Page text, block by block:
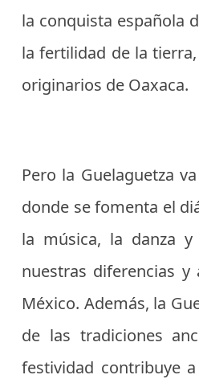
la conquista española
la fertilidad de la
originarios de Oaxaca.
Pero la Guelaguetza
donde se fomenta el
la música, la danza
nuestras diferencias
México. Además, la
de las tradiciones
festividad contribuye